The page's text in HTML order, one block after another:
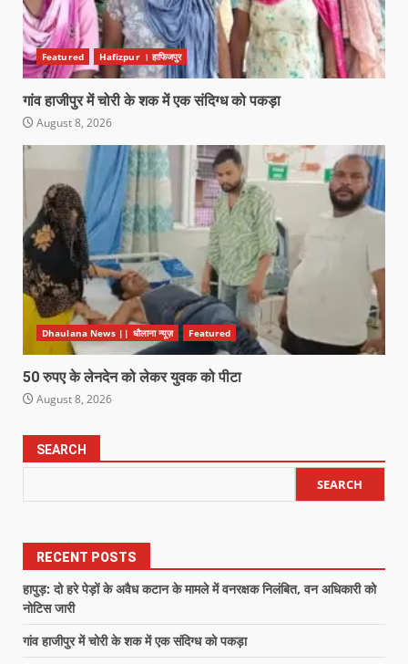
Featured Hafizpur । हाफिजपुर
गांव हाजीपुर में चोरी के शक में एक संदिग्ध को पकड़ा
August 8, 2026
Dhaulana News || धौलाना न्यूज़ Featured
50 रुपए के लेनदेन को लेकर युवक को पीटा
August 8, 2026
SEARCH
SEARCH
RECENT POSTS
हापुड़: दो हरे पेड़ों के अवैध कटान के मामले में वनरक्षक निलंबित, वन अधिकारी को
नोटिस जारी
गांव हाजीपुर में चोरी के शक में एक संदिग्ध को पकड़ा